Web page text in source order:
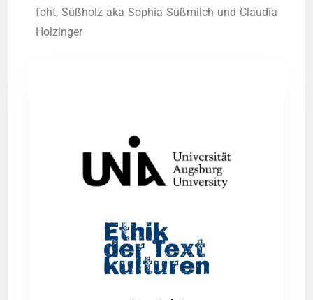
foht, Süß­holz aka Sophia Süß­milch und Clau­dia
Holzinger